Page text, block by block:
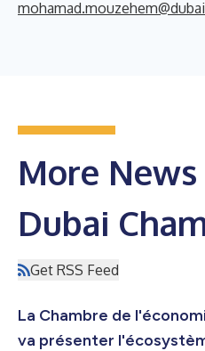
More
Dubai
Get RSS Feed
La Chambre de
va présenter